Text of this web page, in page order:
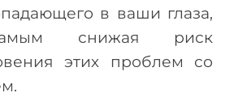
в ваши глаза,
снижая риск
этих проблем со